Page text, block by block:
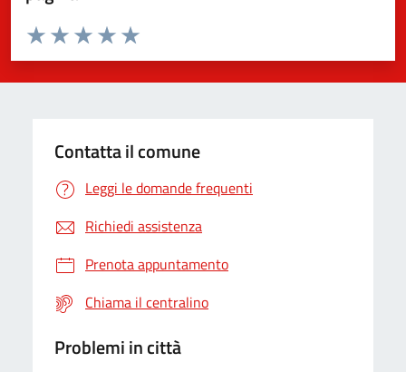
Valuta da 1 a 5 stelle la pagina
Valuta 5 stelle su 5
Valuta 4 stelle su 5
Valuta 3 stelle su 5
Valuta 2 stelle su 5
Valuta 1 stelle su 5
Contatta il comune
Leggi le domande frequenti
Richiedi assistenza
Prenota appuntamento
Chiama il centralino
Problemi in città